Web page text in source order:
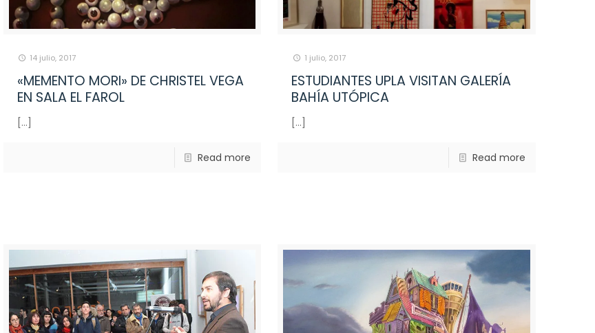
14 julio, 2017
«MEMENTO MORI» DE CHRISTEL VEGA
EN SALA EL FAROL
[…]
Read more
1 julio, 2017
ESTUDIANTES UPLA VISITAN GALERÍA
BAHÍA UTÓPICA
[…]
Read more